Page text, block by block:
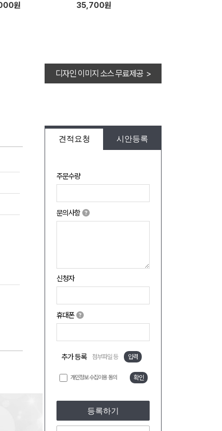
원 35,700원
디자인 이미지 소스 무료제공 >
견적요청 시안등록
주문수량
문의사항
신청자
휴대폰
추가 등록 첨부파일 등 입력
개인정보 수집이용 동의 확인
등록하기